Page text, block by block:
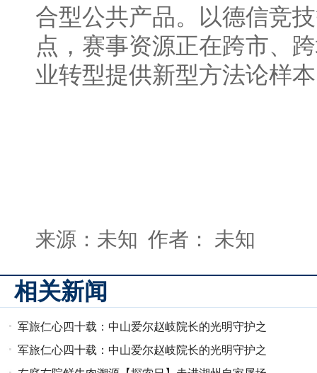
合型公共产品。以德信竞
点，赛事资源正在跨市、
业转型提供新型方法论样
来源：未知 作者： 未知
相关新闻
军旅仁心四十载：中山爱尔赵岐院长的光明守护之
路
军旅仁心四十载：中山爱尔赵岐院长的光明守护之